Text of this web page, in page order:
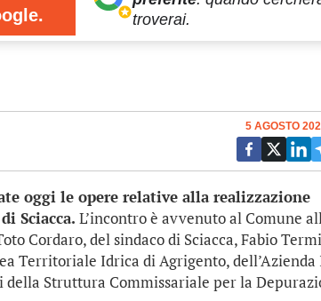
troverai.
5 AGOSTO
oggi le opere relative alla realizzazione
Sciacca. L’incontro è avvenuto al Comune
Cordaro, del sindaco di Sciacca, Fabio
Territoriale Idrica di Agrigento, dell’Azienda
Struttura Commissariale per la